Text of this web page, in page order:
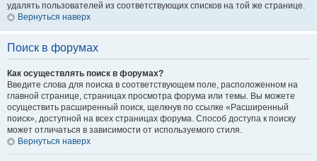
удалять пользователей из соответствующих списков на той же странице.
Вернуться наверх
Поиск в форумах
Как осуществлять поиск в форумах?
Введите слова для поиска в соответствующем поле, расположенном на
главной странице, страницах просмотра форума или темы. Вы можете
осуществить расширенный поиск, щелкнув по ссылке «Расширенный
поиск», доступной на всех страницах форума. Способ доступа к поиску
может отличаться в зависимости от используемого стиля.
Вернуться наверх